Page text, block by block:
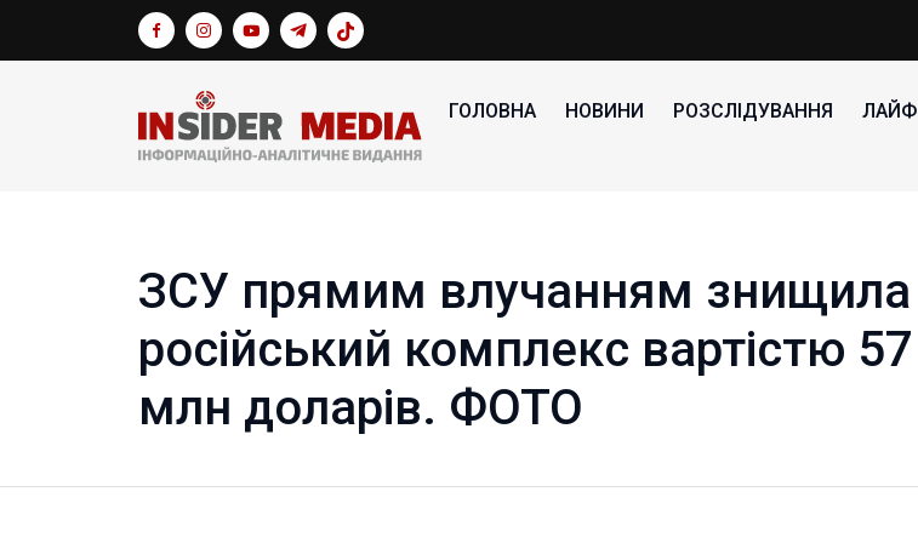
ГОЛОВНА НОВИНИ РОЗСЛІДУВАННЯ ЛАЙФ
ЗСУ прямим влучанням знищила
російський комплекс вартістю 57
млн доларів. ФОТО